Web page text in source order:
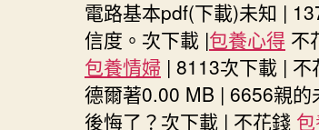
電路基本pdf(下載)未知 |
信度。次下載 |包養心得 不
包養情婦 | 8113次下載 |
德爾著0.00 MB | 6656親
後悔了？次下載 | 不花錢